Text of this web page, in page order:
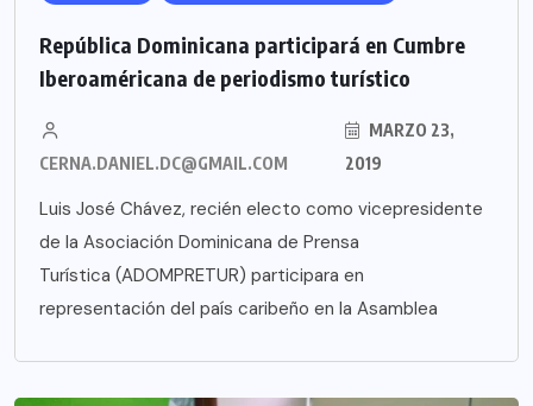
República Dominicana participará en Cumbre
Iberoaméricana de periodismo turístico
CERNA.DANIEL.DC@GMAIL.COM
MARZO 23,
2019
Luis José Chávez, recién electo como vicepresidente
de la Asociación Dominicana de Prensa
Turística (ADOMPRETUR) participara en
representación del país caribeño en la Asamblea